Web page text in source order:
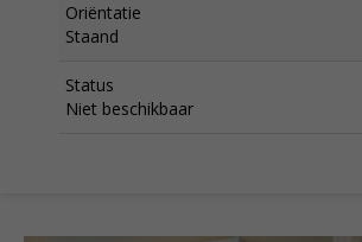
Oriëntatie
Staand
Status
Niet beschikbaar